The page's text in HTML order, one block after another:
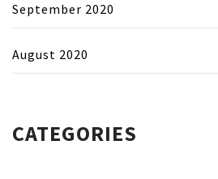
September 2020
August 2020
CATEGORIES